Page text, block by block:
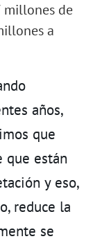
millones de
a
años,
que
que están
y eso,
reduce la
se